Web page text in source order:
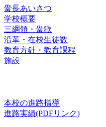
黌長あいさつ
学校概要
三綱領・黌歌
沿革・在校生徒数
教育方針・教育課程
施設
本校の進路指導
進路実績(PDFリンク)